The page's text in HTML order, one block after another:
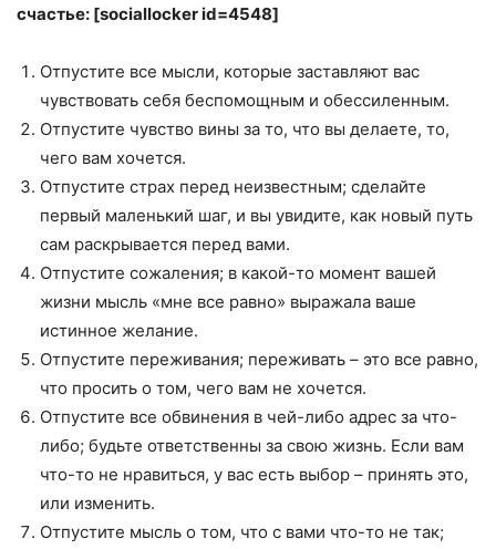
счастье: [sociallocker id=4548]
Отпустите все мысли, которые заставляют вас
чувствовать себя беспомощным и обессиленным.
Отпустите чувство вины за то, что вы делаете, то,
чего вам хочется.
Отпустите страх перед неизвестным; сделайте
первый маленький шаг, и вы увидите, как новый путь
сам раскрывается перед вами.
Отпустите сожаления; в какой-то момент вашей
жизни мысль «мне все равно» выражала ваше
истинное желание.
Отпустите переживания; переживать – это все равно,
что просить о том, чего вам не хочется.
Отпустите все обвинения в чей-либо адрес за что-
либо; будьте ответственны за свою жизнь. Если вам
что-то не нравиться, у вас есть выбор – принять это,
или изменить.
Отпустите мысль о том, что с вами что-то не так;